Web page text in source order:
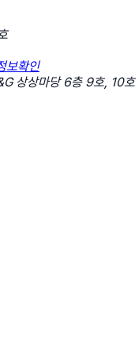
보확인
상상마당 6층 9호, 10호